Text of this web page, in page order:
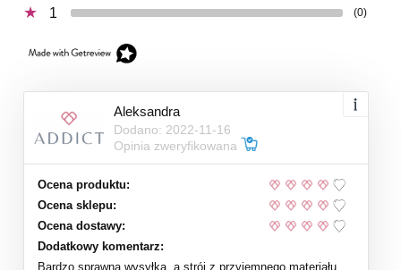
1 (0)
Aleksandra
Dodano: 2022-11-16
Opinia zweryfikowana
Ocena produktu:
Ocena sklepu:
Ocena dostawy:
Dodatkowy komentarz:
Bardzo sprawna wysyłka, a strój z przyjemnego materiału,